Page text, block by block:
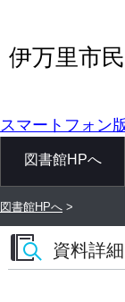
伊万里市
スマートフォン
図書館HPへ
図書館HPへ >
資料詳細